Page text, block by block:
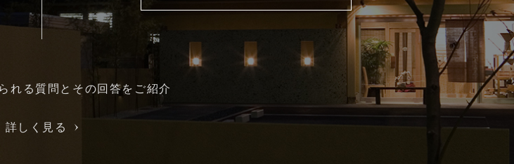
れる質問とその回答をご紹介
詳しく見る